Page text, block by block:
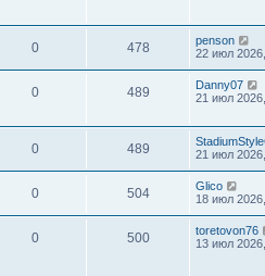
0 478
penson
22 июл
0 489
Danny07
21 июл
0 489
21 июл
0 504
Glico
18 июл
0 500
toretovon76
13 июл